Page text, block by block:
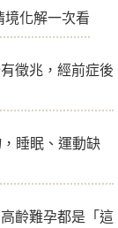
境化解一次看
徵兆，經前症後
睡眠、運動缺
齡難孕都是「這